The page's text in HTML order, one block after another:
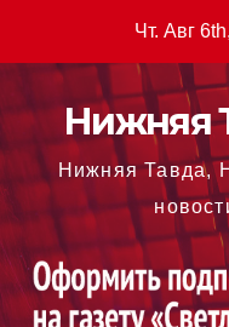
содержимому
Чт. Авг
Нижняя
Нижняя Тавда,